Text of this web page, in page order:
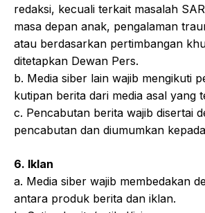
redaksi, kecuali terkait masalah
masa depan anak, pengalaman
atau berdasarkan pertimbangan
ditetapkan Dewan Pers.
b. Media siber lain wajib mengikuti
kutipan berita dari media asal yang
c. Pencabutan berita wajib disertai
pencabutan dan diumumkan
6. Iklan
a. Media siber wajib membedakan
antara produk berita dan iklan.